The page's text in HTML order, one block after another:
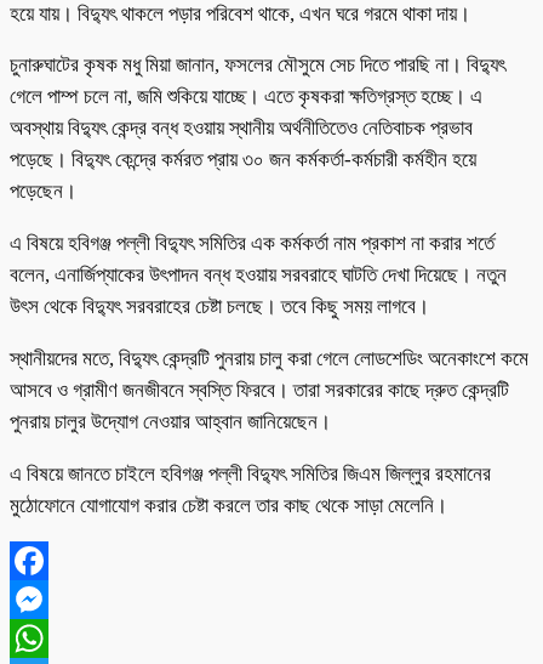
হয়ে যায়। বিদ্যুৎ থাকলে পড়ার পরিবেশ থাকে, এখন ঘরে গরমে থাকা দায়।
চুনারুঘাটের কৃষক মধু মিয়া জানান, ফসলের মৌসুমে সেচ দিতে পারছি না। বিদ্যুৎ
গেলে পাম্প চলে না, জমি শুকিয়ে যাচ্ছে। এতে কৃষকরা ক্ষতিগ্রস্ত হচ্ছে। এ
অবস্থায় বিদ্যুৎ কেন্দ্র বন্ধ হওয়ায় স্থানীয় অর্থনীতিতেও নেতিবাচক প্রভাব
পড়েছে। বিদ্যুৎ কেন্দ্রে কর্মরত প্রায় ৩০ জন কর্মকর্তা-কর্মচারী কর্মহীন হয়ে
পড়েছেন।
এ বিষয়ে হবিগঞ্জ পল্লী বিদ্যুৎ সমিতির এক কর্মকর্তা নাম প্রকাশ না করার শর্তে
বলেন, এনার্জিপ্যাকের উৎপাদন বন্ধ হওয়ায় সরবরাহে ঘাটতি দেখা দিয়েছে। নতুন
উৎস থেকে বিদ্যুৎ সরবরাহের চেষ্টা চলছে। তবে কিছু সময় লাগবে।
স্থানীয়দের মতে, বিদ্যুৎ কেন্দ্রটি পুনরায় চালু করা গেলে লোডশেডিং অনেকাংশে কমে
আসবে ও গ্রামীণ জনজীবনে স্বস্তি ফিরবে। তারা সরকারের কাছে দ্রুত কেন্দ্রটি
পুনরায় চালুর উদ্যোগ নেওয়ার আহ্বান জানিয়েছেন।
এ বিষয়ে জানতে চাইলে হবিগঞ্জ পল্লী বিদ্যুৎ সমিতির জিএম জিল্লুর রহমানের
মুঠোফোনে যোগাযোগ করার চেষ্টা করলে তার কাছ থেকে সাড়া মেলেনি।
Facebook
Messenger